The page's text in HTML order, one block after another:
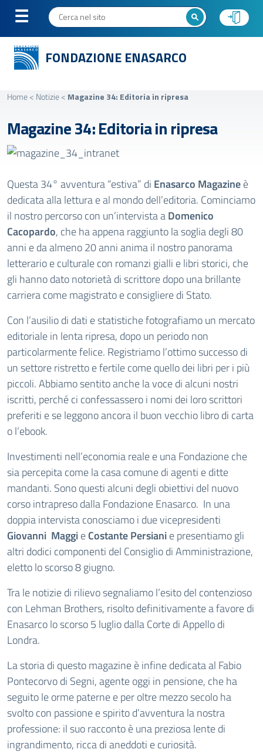
FONDAZIONE ENASARCO
Home< Notizie< Magazine 34: Editoria in ripresa
Magazine 34: Editoria in ripresa
Questa 34° avventura “estiva” di Enasarco Magazineè
dedicata alla lettura e al mondo dell’editoria. Cominciamo
il nostro percorso con un’intervista aDomenico
Cacopardo, che ha appena raggiunto la soglia degli 80
anni e da almeno 20 anni anima il nostro panorama
letterario e culturale con romanzi gialli e libri storici, che
gli hanno dato notorietà di scrittore dopo una brillante
carriera come magistrato e consigliere di Stato.
Con l’ausilio di dati e statistiche fotografiamo un mercato
editoriale in lenta ripresa, dopo un periodo non
particolarmente felice. Registriamo l’ottimo successo di
un settore ristretto e fertile come quello dei libri per i più
piccoli. Abbiamo sentito anche la voce di alcuni nostri
iscritti, perché ci confessassero i nomi dei loro scrittori
preferiti e se leggono ancora il buon vecchio libro di carta
o l’ebook.
Investimenti nell’economia reale e una Fondazione che
sia percepita come la casa comune di agenti e ditte
mandanti. Sono questi alcuni degli obiettivi del nuovo
corso intrapreso dalla Fondazione Enasarco. In una
doppia intervista conosciamo i due vicepresidenti
Giovanni MaggieCostante Persianie presentiamo gli
altri dodici componenti del Consiglio di Amministrazione,
eletto lo scorso 8 giugno.
Tra le notizie di rilievo segnaliamo l’esito del contenzioso
con Lehman Brothers, risolto definitivamente a favore di
Enasarco lo scorso 5 luglio dalla Corte di Appello di
Londra.
La storia di questo magazine è infine dedicata al Fabio
Pontecorvo di Segni, agente oggi in pensione, che ha
seguito le orme paterne e per oltre mezzo secolo ha
svolto con passione e spirito d’avventura la nostra
professione: il suo racconto è una preziosa lente di
ingrandimento, ricca di aneddoti e curiosità.